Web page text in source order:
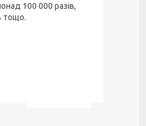
100 000 разів,
тощо.